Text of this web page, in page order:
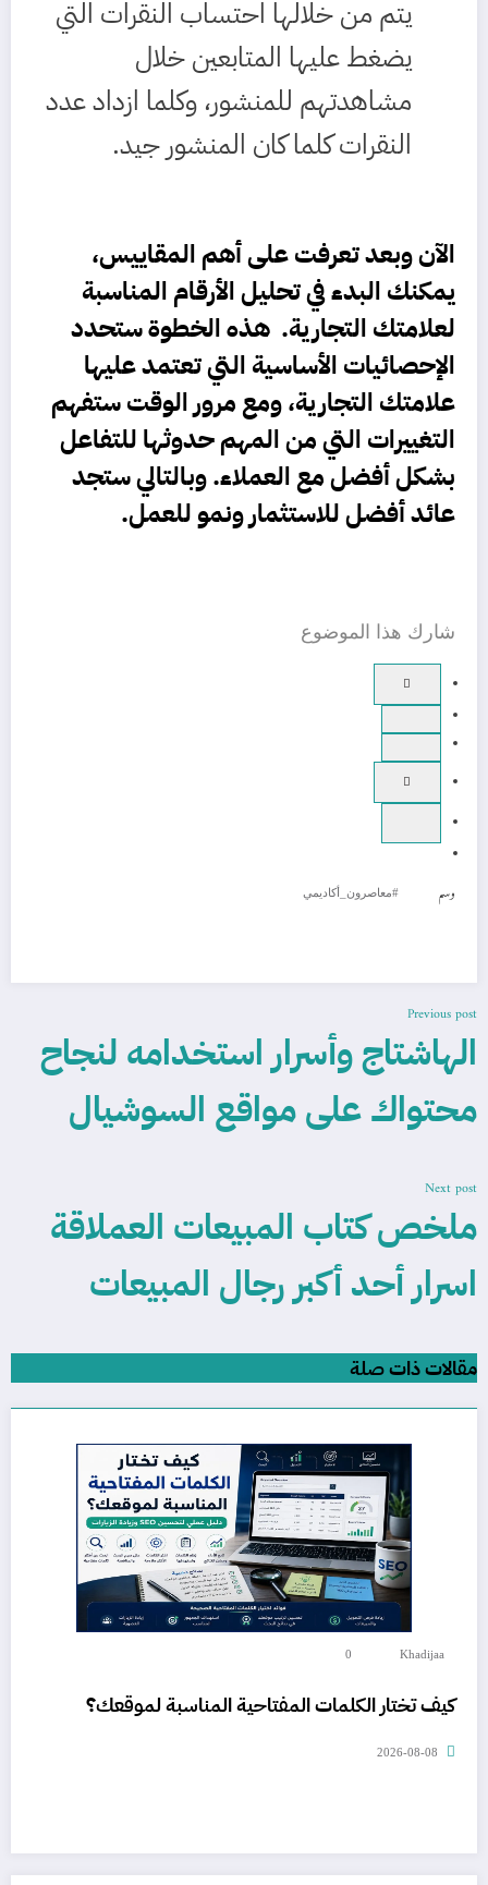
يتم من خلالها احتساب النقرات التي
يضغط عليها المتابعين خلال
مشاهدتهم للمنشور، وكلما ازداد عدد
النقرات كلما كان المنشور جيد.
الآنوبعد تعرفت على أهم المقاييس،
يمكنك البدء في تحليل الأرقام المناسبة
لعلامتك التجارية. هذه الخطوة ستحدد
الإحصائيات الأساسية التي تعتمد عليها
علامتك التجارية، ومع مرور الوقت ستفهم
التغييرات التي من المهم حدوثها للتفاعل
بشكل أفضل مع العملاء. وبالتالي ستجد
عائد أفضل للاستثمار ونمو للعمل.
شارك هذا الموضوع
وسم #معاصرون_أكاديمي
Previous post
الهاشتاج وأسرار استخدامه لنجاح
محتواك على مواقع السوشيال
Next post
ملخص كتاب المبيعات العملاقة
اسرار أحد أكبر رجال المبيعات
مقالات ذات صلة
Khadijaa
0
كيف تختار الكلمات المفتاحية المناسبة لموقعك؟
2026-08-08